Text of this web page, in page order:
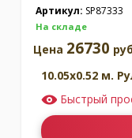
Артикул: SP87333
На складе
Цена 26730
10.05x0.52 м.
Быстрый